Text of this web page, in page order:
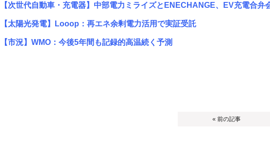
【次世代自動車・充電器】中部電力ミライズとENECHANGE、EV充電合弁
【太陽光発電】Looop：再エネ余剰電力活用で実証受託
【市況】WMO：今後5年間も記録的高温続く予測
« 前の記事